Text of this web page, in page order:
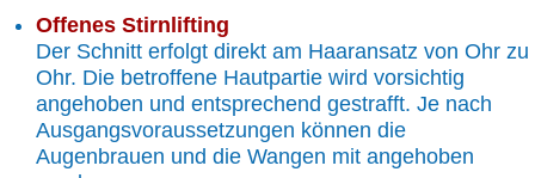
Offenes Stirnlifting
Der Schnitt erfolgt direkt am Haaransatz von Ohr zu
Ohr. Die betroffene Hautpartie wird vorsichtig
angehoben und entsprechend gestrafft. Je nach
Ausgangsvoraussetzungen können die
Augenbrauen und die Wangen mit angehoben